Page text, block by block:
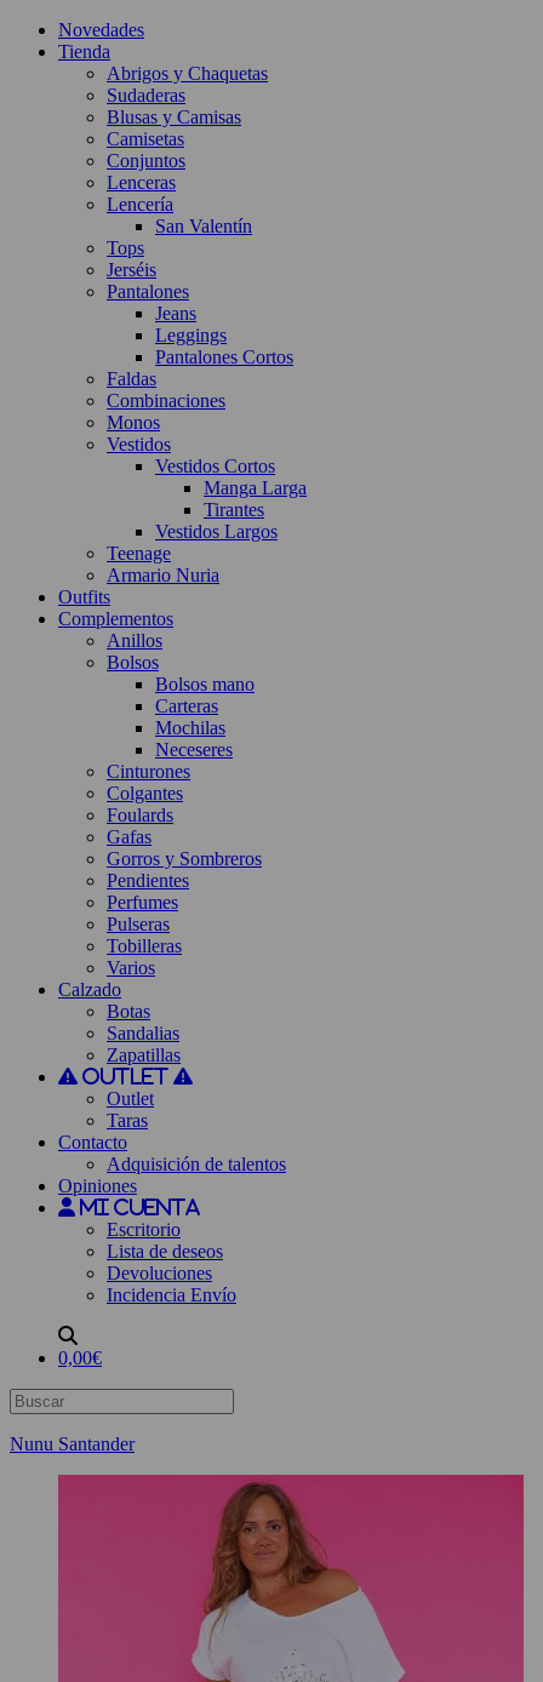
Novedades
Tienda
Abrigos y Chaquetas
Sudaderas
Blusas y Camisas
Camisetas
Conjuntos
Lenceras
Lencería
San Valentín
Tops
Jerséis
Pantalones
Jeans
Leggings
Pantalones Cortos
Faldas
Combinaciones
Monos
Vestidos
Vestidos Cortos
Manga Larga
Tirantes
Vestidos Largos
Teenage
Armario Nuria
Outfits
Complementos
Anillos
Bolsos
Bolsos mano
Carteras
Mochilas
Neceseres
Cinturones
Colgantes
Foulards
Gafas
Gorros y Sombreros
Pendientes
Perfumes
Pulseras
Tobilleras
Varios
Calzado
Botas
Sandalias
Zapatillas
Outlet
Outlet
Taras
Contacto
Adquisición de talentos
Opiniones
Mi cuenta
Escritorio
Lista de deseos
Devoluciones
Incidencia Envío
0,00€
Nunu Santander